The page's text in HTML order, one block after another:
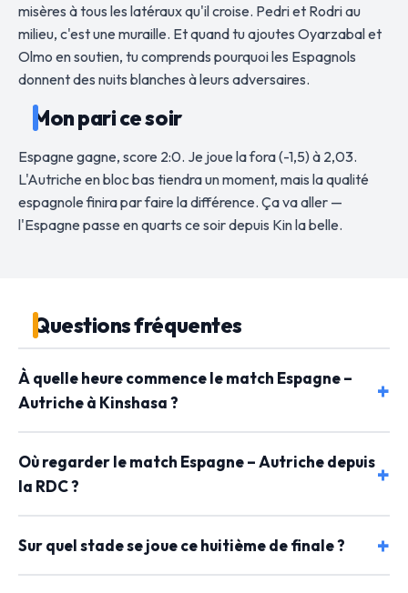
misères à tous les latéraux qu'il croise. Pedri et Rodri au
milieu, c'est une muraille. Et quand tu ajoutes Oyarzabal et
Olmo en soutien, tu comprends pourquoi les Espagnols
donnent des nuits blanches à leurs adversaires.
Mon pari ce soir
Espagne gagne, score 2:0. Je joue la fora (-1,5) à 2,03.
L'Autriche en bloc bas tiendra un moment, mais la qualité
espagnole finira par faire la différence. Ça va aller —
l'Espagne passe en quarts ce soir depuis Kin la belle.
Questions fréquentes
À quelle heure commence le match Espagne –
Autriche à Kinshasa ?
Où regarder le match Espagne – Autriche depuis
la RDC ?
Sur quel stade se joue ce huitième de finale ?